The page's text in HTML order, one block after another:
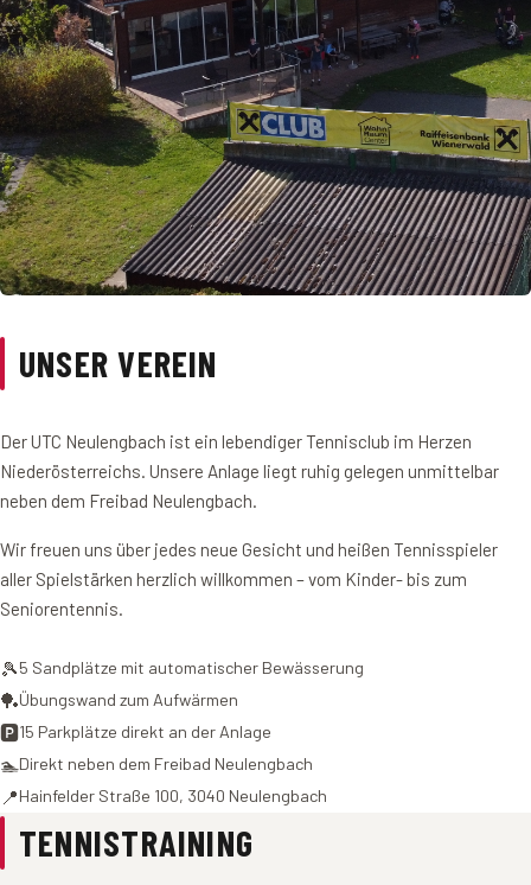
UNSER VEREIN
Der UTC Neulengbach ist ein lebendiger Tennisclub im Herzen
Niederösterreichs. Unsere Anlage liegt ruhig gelegen unmittelbar
neben dem Freibad Neulengbach.
Wir freuen uns über jedes neue Gesicht und heißen Tennisspieler
aller Spielstärken herzlich willkommen – vom Kinder- bis zum
Seniorentennis.
🎾5 Sandplätze mit automatischer Bewässerung
🏓Übungswand zum Aufwärmen
🅿️15 Parkplätze direkt an der Anlage
🏊Direkt neben dem Freibad Neulengbach
📍Hainfelder Straße 100, 3040 Neulengbach
TENNISTRAINING